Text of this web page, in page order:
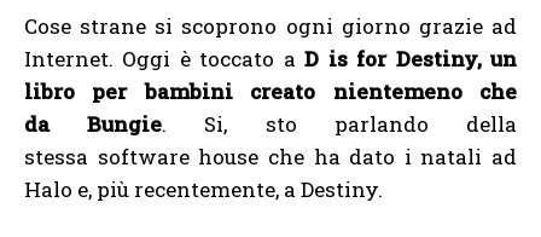
Cose strane si scoprono ogni giorno grazie ad
Internet. Oggi è toccato aD is for Destiny, un
libro per bambini creato nientemeno che
da Bungie. Si, sto parlando della
stessa software house che ha dato i natali ad
Halo e, più recentemente, a Destiny.